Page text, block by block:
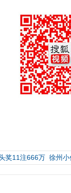
奖11注666万 徐州